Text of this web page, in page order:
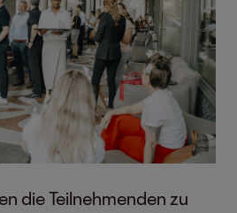
die Teilnehmenden zu